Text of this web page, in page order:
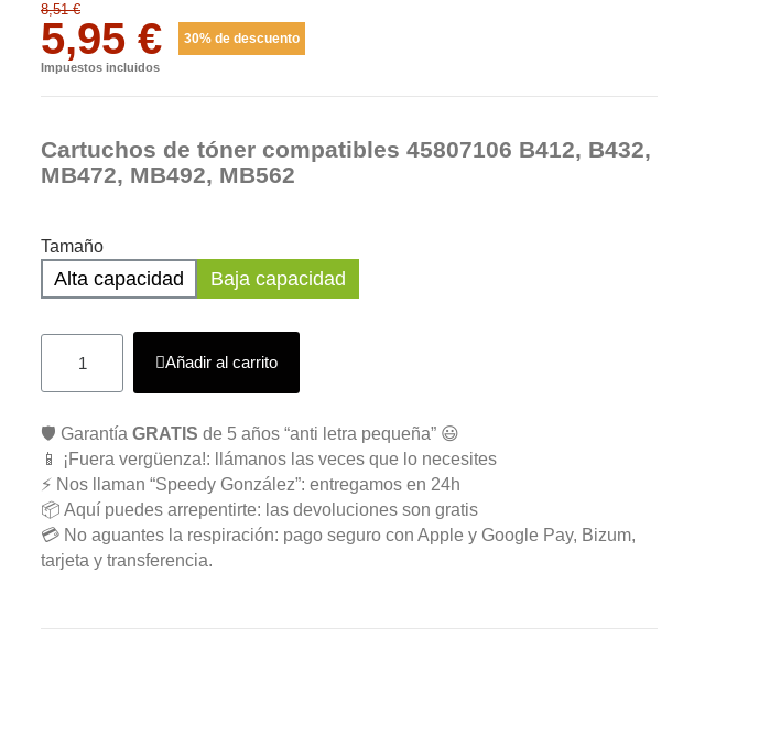
8,51 €
5,95 € 30% de descuento
Impuestos incluidos
Cartuchos de tóner compatibles 45807106 B412, B432,
MB472, MB492, MB562
Tamaño
Alta capacidad Baja capacidad
Añadir al carrito
🛡️ Garantía GRATIS de 5 años “anti letra pequeña” 😃
📱 ¡Fuera vergüenza!: llámanos las veces que lo necesites
⚡ Nos llaman “Speedy González”: entregamos en 24h
📦 Aquí puedes arrepentirte: las devoluciones son gratis
💳 No aguantes la respiración: pago seguro con Apple y Google Pay, Bizum,
tarjeta y transferencia.